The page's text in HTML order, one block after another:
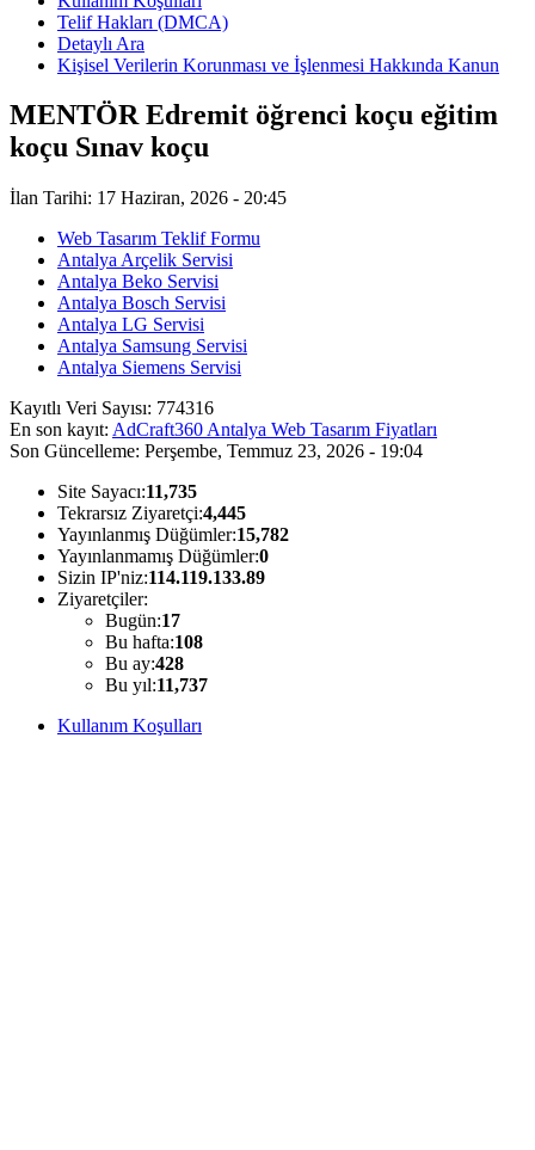
Telif Hakları (DMCA)
Detaylı Ara
Kişisel Verilerin Korunması ve İşlenmesi Hakkında Kanun
MENTÖR Edremit öğrenci koçu eğitim
koçu Sınav koçu
İlan Tarihi: 17 Haziran, 2026 - 20:45
Web Tasarım Teklif Formu
Antalya Arçelik Servisi
Antalya Beko Servisi
Antalya Bosch Servisi
Antalya LG Servisi
Antalya Samsung Servisi
Antalya Siemens Servisi
Kayıtlı Veri Sayısı: 774316
En son kayıt: AdCraft360 Antalya Web Tasarım Fiyatları
Son Güncelleme: Perşembe, Temmuz 23, 2026 - 19:04
Site Sayacı:11,735
Tekrarsız Ziyaretçi:4,445
Yayınlanmış Düğümler:15,782
Yayınlanmamış Düğümler:0
Sizin IP'niz:114.119.133.89
Ziyaretçiler:
Bugün:17
Bu hafta:108
Bu ay:428
Bu yıl:11,737
Kullanım Koşulları